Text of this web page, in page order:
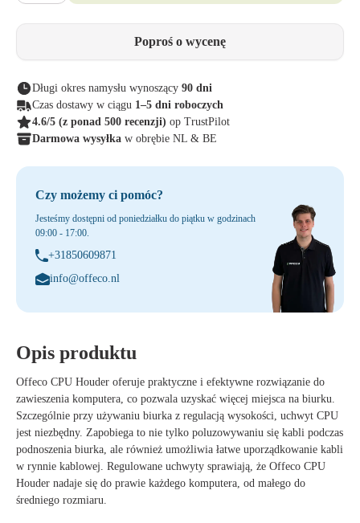
Poproś o wycenę
Długi okres namysłu wynoszący 90 dni
Czas dostawy w ciągu 1–5 dni roboczych
4.6/5 (z ponad 500 recenzji) op TrustPilot
Darmowa wysyłka w obrębie NL & BE
Czy możemy ci pomóc?
Jesteśmy dostępni od poniedziałku do piątku w godzinach
09:00 - 17:00.
+31850609871
info@offeco.nl
Opis produktu
Offeco CPU Houder oferuje praktyczne i efektywne rozwiązanie do
zawieszenia komputera, co pozwala uzyskać więcej miejsca na biurku.
Szczególnie przy używaniu biurka z regulacją wysokości, uchwyt CPU
jest niezbędny. Zapobiega to nie tylko poluzowywaniu się kabli podczas
podnoszenia biurka, ale również umożliwia łatwe uporządkowanie kabli
w rynnie kablowej. Regulowane uchwyty sprawiają, że Offeco CPU
Houder nadaje się do prawie każdego komputera, od małego do
średniego rozmiaru.